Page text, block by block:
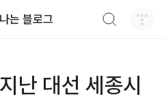
는 블로그
난 대선 세종시